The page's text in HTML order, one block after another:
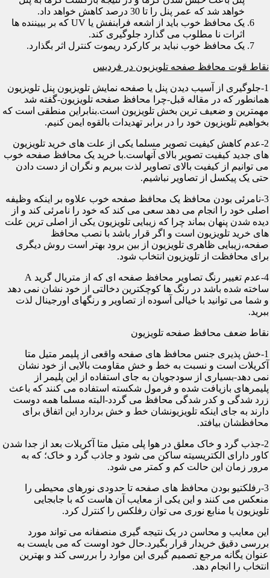
خواهد شد که عمر پنل را تا 30 درصد کاهش خواهد داد.
یک محافظ خوب باید از اشعه فرابنفش یا UV که بر بییننده ها
اثرات نا مطلوب می گذارد جلوگیری کند.
یک محافظ خوب نباید بر کارکرد ریموت کنترل اثر بگذارد.
نقاط قوت محافظ صفحه تلویزیون در فردیس
1-جلوگیری از آسیب دیدن پنل یا صفحه نمایش تلویزیون پنل تلویزیون
همانطور که در مقاله قبل-چرا محافظ صفحه تلویزیون-گفته شد
مهمترین و ضعیف ترین بخش تلویزیون است.بنابراین منطقی است که
بخواهیم تلویزیون خود را در برابر تهدیدات بالقوه ایمن کنیم.
2-عدم کاهش کیفیت تصویر مسلما یکی از علت های خرید تلویزیون
های جدید کیفیت تصویر بالای آنهاست.با خرید یک محافظ صفحه خوب
می توانیم از کیفیت بالای تصاویر لذت ببریم و نگران از دست دادن
حتی یک پیکسل از تصاویر نباشیم.
3-نامرئی بودن محافظ یک محافظ صفحه خوب علاوه بر اینکه وظیفه
اصلی خود را انجام می دهد سعی می کند که خود را نامرئی کند و از
دیده شدن پنهان بماند چرا که زیبایی تلویزیون یکی از اصلی ترین علت
های خرید تلویزیون است و اگر قرار باشد با نصب محافظ
صفحه،زیبایی ظاهری تلویزیون از بین برود بهتر است روش دیگری
برای محافظت از تلویزیون انتخاب شود.
4-عدم تغییر رنگ تصاویر محافظ صفحه ای که از متریال گرید A
ساخته شده باشد در رنگ ها کوچکترین دخالتی از خود نشان نمی دهد
و شما می توانید با خیالی آسوده از تصاویر و رنگهای اورجینال لذت
ببرید.
نقاط ضعف محافظ صفحه تلویزیون
1-خش پذیری جنس محافظ های صفحه واقعی از پلیمر متیل متا
آکریلات است و نسبت به خط و خش مقاومت بالایی از خود نشان
نمی دهد-بسیاری از سودجویان به جای استفاده از این پلیمر از
پلیمرهای بازیافت شده و فرمول شکسته استفاده می کنند که باعث
زرد شدگی و کدر شدگی محافظ می گردد-البته مسلما همه دوست
دارند به جای اینکه تلویزیونشان خط و خش بردارد این اتفاق برای
محافظشان بیافتد.
2-جذب گرد و خاک معلق در هوا پلی متیل متا آکریلات بعد از جدا شدن
کاور دارای الکتریسیته ساکن می شود و جاذب گرد و خاک؛ که به
مرور زمان این حالت کم و کمتر می شود.
3-رفلکتیو بودن محافظ های صفحه تا حدودی نورهای محیطی را
منعکس می کنند و این یکی از معایب آن هاست که با جابجایی
تلویزیون یا منابع نوری می توان رفلکس را کنترل کرد.
این معایب و محاسن در یک نتیجه گیری منصفانه می تواند مورد
بررسی دقیق خریدار قرار بگیرد.حال خود اوست که می بایست به
عنوان یگانه مرجع تصمیم گیری این موارد را بررسی کند و بهترین
انتخاب را انجام دهد.